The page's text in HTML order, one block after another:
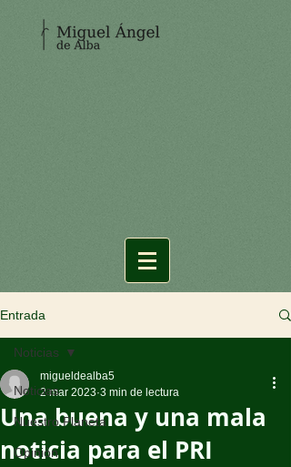
Entrada
Noticias
Nuestro Planeta
Opinión
Noticias
Una buena y una mala
noticia para el PRI
migueldealba5
2 mar 2023 3 min de lectura